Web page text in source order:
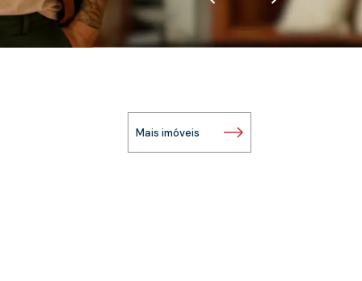
Mais imóveis